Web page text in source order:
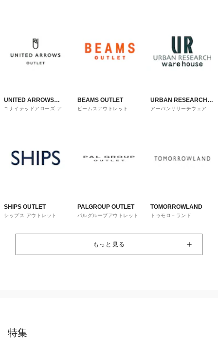
UNITED ARROWS
OUTLET
ユナイテッドアローズ アウ
BEAMS OUTLET
ビームスアウトレット
URBAN RESEARCH
ware house
アーバンリサーチウェアハ
SHIPS OUTLET
シップス アウトレット
PALGROUP OUTLET
パルグループアウトレット
TOMORROWLAND
トゥモロ－ランド
もっと見る
特集